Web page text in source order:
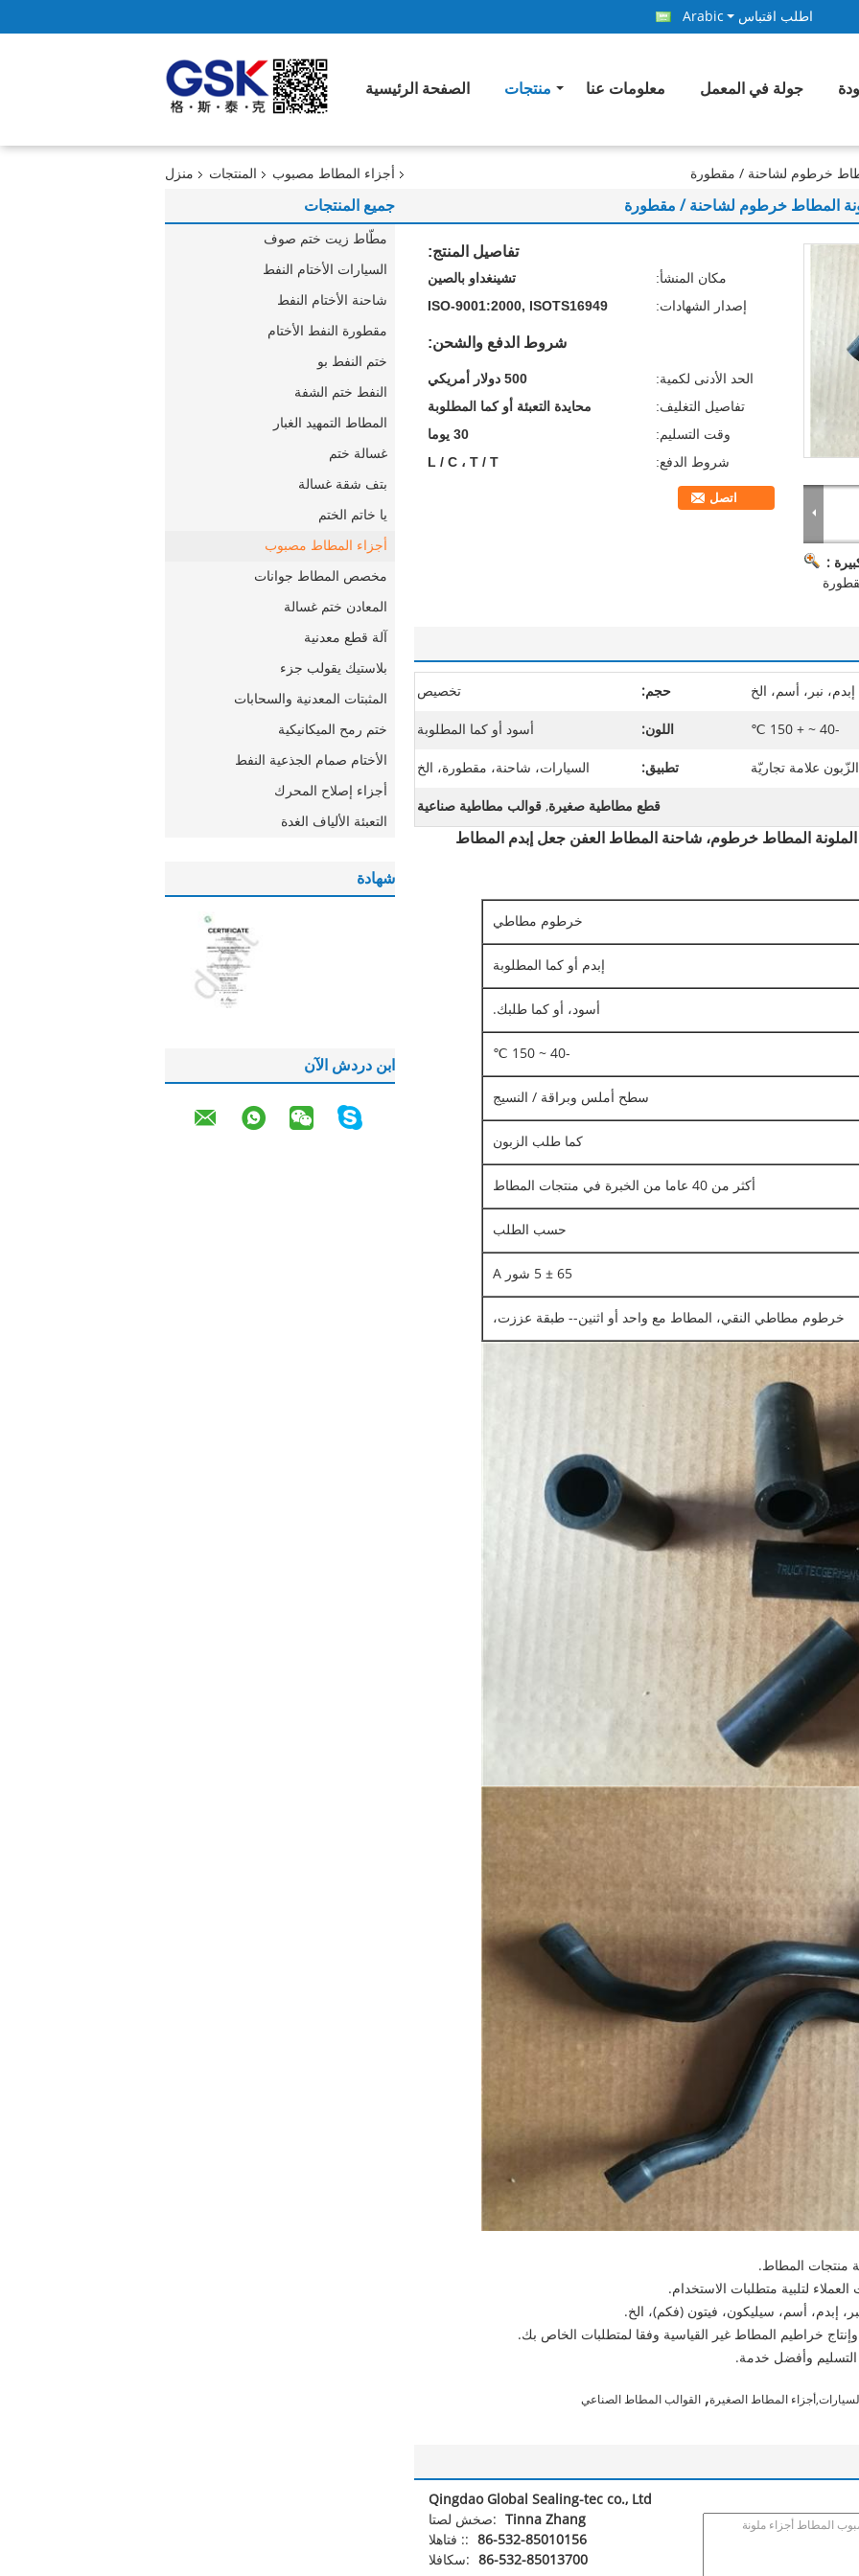
اطلب اقتباس Arabic
الصفحة الرئيسية منتجات معلومات عنا جولة في المعمل
منزل المنتجات أجزاء المطاط مصبوب خرطوم لشاحنة / مقطورة
جميع المنتجات
مطّاط زيت ختم صوف
السيارات الأختام النفط
شاحنة الأختام النفط
مقطورة النفط الأختام
ختم النفط بو
النفط ختم الشفة
المطاط التمهيد الغبار
غسالة ختم
بتف شقة غسالة
يا خاتم الختم
أجزاء المطاط مصبوب
مخصص المطاط جوانات
المعادن ختم غسالة
آلة قطع معدنية
بلاستيك يقولب جزء
المثبتات المعدنية والسحابات
ختم رمح الميكانيكية
الأختام صمام الجذعية النفط
أجزاء إصلاح المحرك
التعبئة الألياف الغدة
شهادة
ابن دردش الآن
المطاط خرطوم لشاحنة / مقطورة
:
تفاصيل المنتج:
مكان المنشأ:
تشينغداو بالصين
إصدار الشهادات:
ISO-9001:2000, ISOTS16949
شروط الدفع والشحن:
الحد الأدنى لكمية:
500 دولار أمريكي
تفاصيل التغليف:
محايدة التعبئة أو كما المطلوبة
وقت التسليم:
30 يوما
شروط الدفع:
L / C ، T / T
اتصل
إبدم، نبر، أسم، الخ حجم: تخصيص
-40 ~ + 150 ℃ اللون: أسود أو كما المطلوبة
علامة تجاريّة تطبيق: السيارات، شاحنة، مقطورة، الخ
قطع مطاطية صغيرة, قوالب مطاطية صناعية
المطاط خرطوم، شاحنة المطاط العفن جعل إبدم المطاط
خرطوم مطاطي
إبدم أو كما المطلوبة
أسود، أو كما طلبك.
-40 ~ 150 ℃
سطح أملس وبراقة / النسيج
كما طلب الزبون
أكثر من 40 عاما من الخبرة في منتجات المطاط
حسب الطلب
65 ± 5 شور A
خرطوم مطاطي النقي، المطاط مع واحد أو اثنين-- طبقة عززت،
المطاط الصغيرة, القوالب المطاط الصناعي
Qingdao Global Sealing-tec co., Ltd
اتصل شخص: Tinna Zhang
الهاتف :: 86-532-85010156
الفاكس: 86-532-85013700